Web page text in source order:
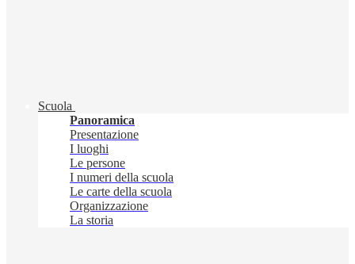
Scuola
Panoramica
Presentazione
I luoghi
Le persone
I numeri della scuola
Le carte della scuola
Organizzazione
La storia